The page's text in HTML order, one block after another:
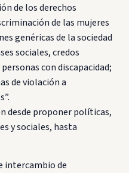
de los derechos
de las mujeres
genéricas de la sociedad
sociales, credos
con discapacidad;
de violación a
desde proponer políticas,
y sociales, hasta
intercambio de